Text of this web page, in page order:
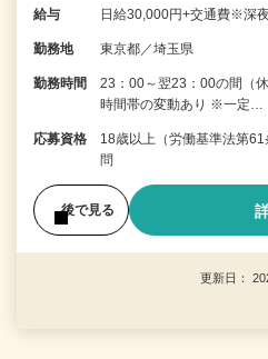
給与 日給30,000円+交通費※深
勤務地 東京都／埼玉県
勤務時間
23：00～翌23：00の間（
時間帯の変動あり ※一定…
応募資格
18歳以上（労働基準法第
問
後で見る
更新日：